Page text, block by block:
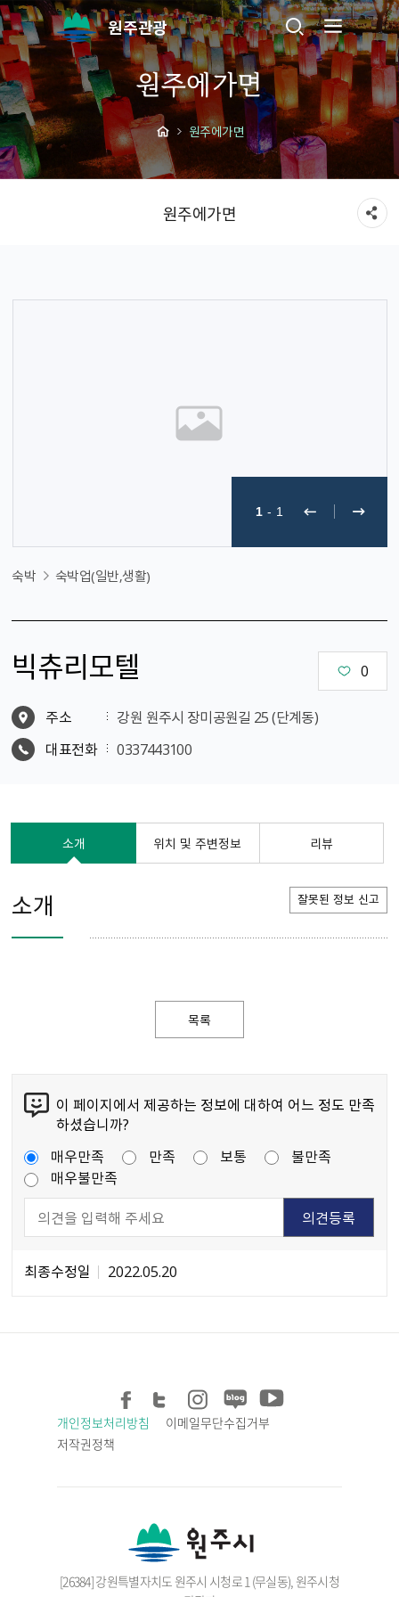
원주관광
원주에가면
원주에가면
원주에가면
1 - 1
숙박 숙박업(일반,생활)
빅츄리모텔 0
주소
강원 원주시 장미공원길 25 (단계동)
대표전화
0337443100
소개 위치 및 주변정보 리뷰
소개 잘못된 정보 신고
목록
이 페이지에서 제공하는 정보에 대하여 어느 정도 만족
하셨습니까?
매우만족
만족 보통
불만족
매우불만족
최종수정일 2022.05.20
개인정보처리방침
이메일무단수집거부
저작권정책
[26384] 강원특별자치도 원주시 시청로 1 (무실동), 원주시청